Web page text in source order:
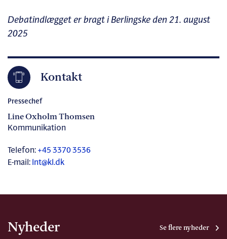
Debatindlægget er bragt i Berlingske den 21. august
2025
Kontakt
Pressechef
Line Oxholm Thomsen
Kommunikation
Telefon: +45 3370 3536
E-mail: lnt@kl.dk
Nyheder Se flere nyheder